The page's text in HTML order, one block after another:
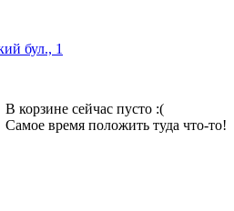
бул., 1
В корзине сейчас пусто :(
Самое время положить туда что-то!